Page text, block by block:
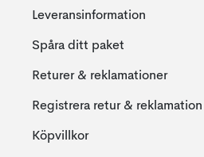
Leveransinformation
Spåra ditt paket
Returer & reklamationer
Registrera retur & reklamation
Köpvillkor